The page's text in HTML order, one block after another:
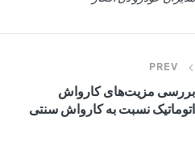
PREV
بررسی مزیت‌های کارواش
اتوماتیک نسبت به کارواش سنتی